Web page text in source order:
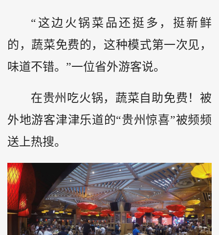
“这边火锅菜品还挺多，挺新鲜
的，蔬菜免费的，这种模式第一次见，
味道不错。”一位省外游客说。
在贵州吃火锅，蔬菜自助免费！被
外地游客津津乐道的“贵州惊喜”被频频
送上热搜。